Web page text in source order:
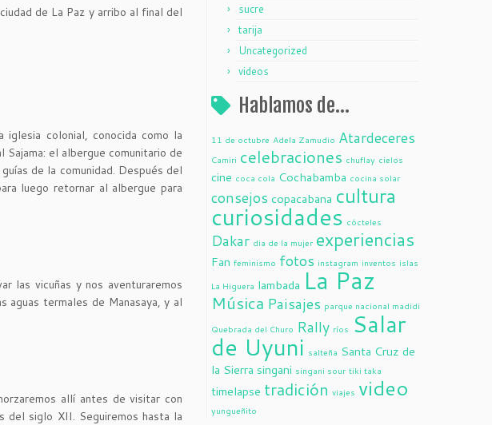
de La Paz y arribo al final del
colonial, conocida como la
el albergue comunitario de
de la comunidad. Después del
luego retornar al albergue para
las vicuñas y nos aventuraremos
termales de Manasaya, y al
allí antes de visitar con
del siglo XII. Seguiremos hasta la
sucre
tarija
Uncategorized
videos
Hablamos de…
11 de octubre Adela Zamudio Atardeceres
Camiri celebraciones chuflay cielos
cine coca cola Cochabamba cocina solar
consejos copacabana cultura
curiosidades cócteles
Dakar dia de la mujer experiencias
Fan feminismo fotos instagram inventos islas
La Higuera lambada La Paz
Música Paisajes parque nacional madidi
Quebrada del Churo Rally ríos Salar
de Uyuni salteña Santa Cruz de
la Sierra singani singani sour tiki taka
timelapse tradición viajes video
yungueñito